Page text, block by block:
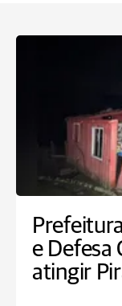
e Defesa
atingir